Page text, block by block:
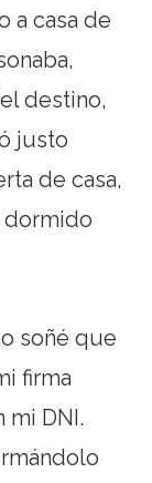
a casa de
destino,
justo
de casa,
dormido
soñé que
firma
mi DNI.